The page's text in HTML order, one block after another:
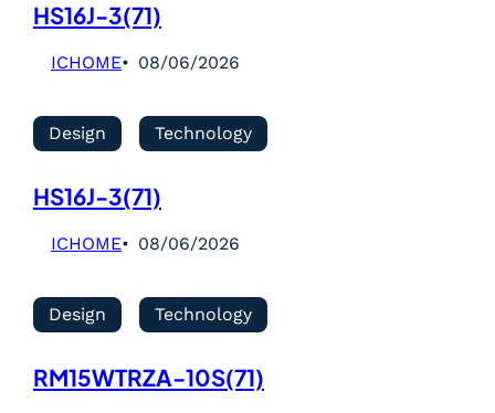
HS16J-3(71)
ICHOME 08/06/2026
Design Technology
HS16J-3(71)
ICHOME 08/06/2026
Design Technology
RM15WTRZA-10S(71)